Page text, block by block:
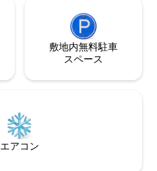
敷地内無料駐⁠車
ス⁠ペ⁠ー⁠ス
エアコン